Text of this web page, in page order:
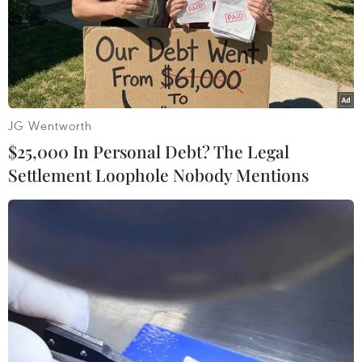
Bác sỹ Bệnh viện Đa khoa Tâm Trí Nha Trang kiểm tra sức khỏe
Trong các chủng gây bệnh ngộ độc thực phẩm,
chủng Salmonella spp, Bacillus cereus,
Staphylococcus aureus là căn nguyên thường
gặp. Dấu hiệu khởi phát khi nhiễm khuẩn độc là
JG Wentworth
$25,000 In Personal Debt? The Legal
Settlement Loophole Nobody Mentions